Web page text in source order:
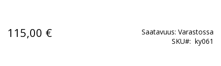
115,00 € Saatavuus: Varastossa
SKU
ky061